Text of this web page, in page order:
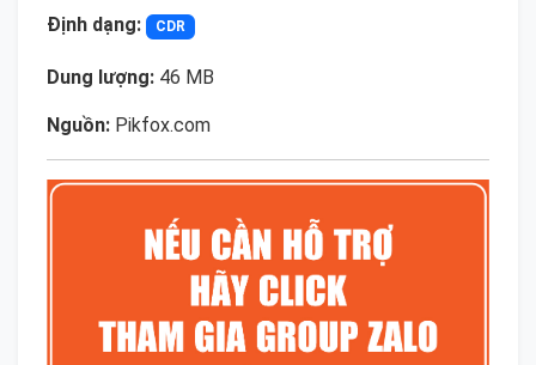
Định dạng: CDR
Dung lượng: 46 MB
Nguồn: Pikfox.com